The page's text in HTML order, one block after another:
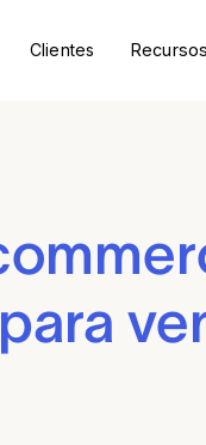
Clientes Recursos